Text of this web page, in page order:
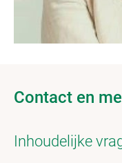
Contact en
Inhoudelijke